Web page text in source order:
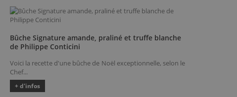
Bûche Signature amande, praliné et truffe blanche
de Philippe Conticini
Voici la recette d'une bûche de Noël exceptionnelle, selon le
Chef...
+ d'infos